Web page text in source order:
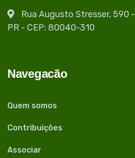
Rua Augusto Stresser, 590
PR - CEP: 80040-310
Navegacão
Quem somos
Contribuições
Associar